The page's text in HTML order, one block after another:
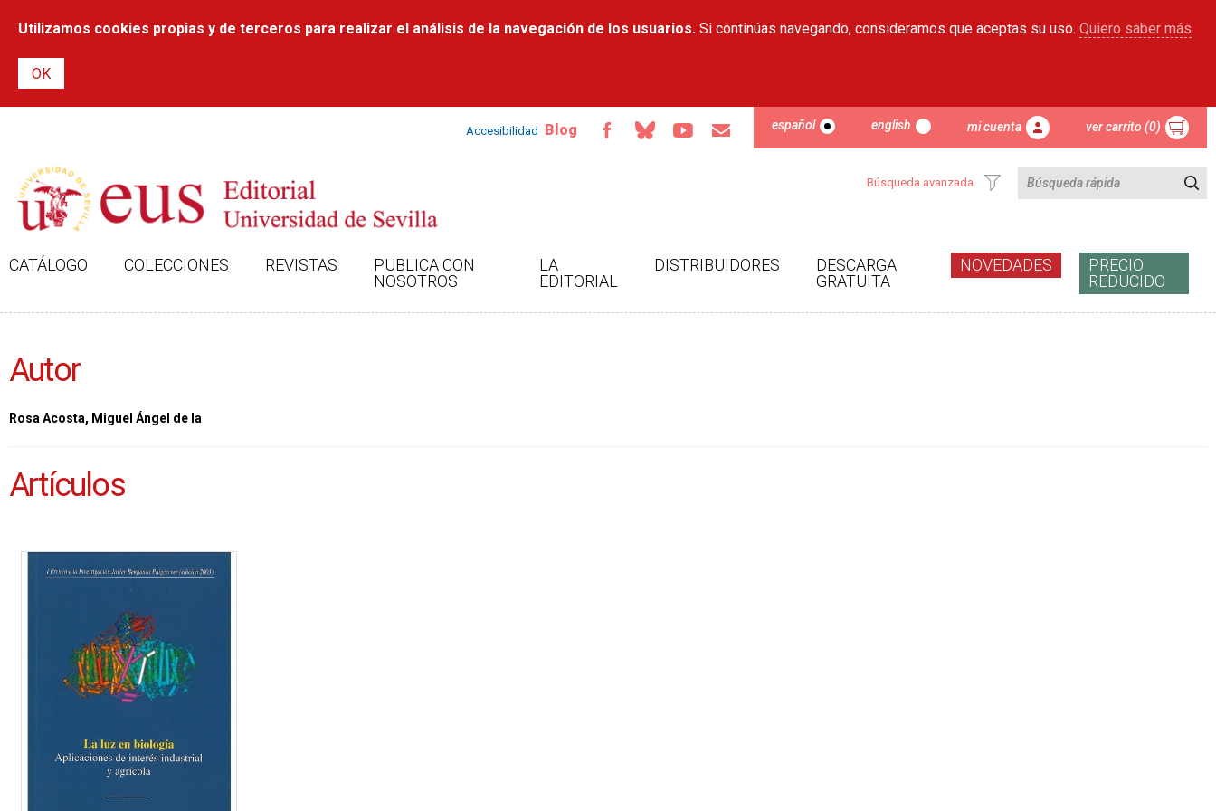
contenido
Utilizamos cookies propias y de terceros para realizar el análisis de la navegación de los usuarios. Si continúas navegando, consideramos que aceptas su uso. Quiero saber más
Accesibilidad Blog español english mi cuenta ver carrito (0)
Búsqueda avanzada
CATÁLOGO COLECCIONES REVISTAS
PUBLICA CON
NOSOTROS
LA
EDITORIAL
DISTRIBUIDORES
DESCARGA
GRATUITA
NOVEDADES
PRECIO
REDUCIDO
Autor
Rosa Acosta, Miguel Ángel de la
Artículos